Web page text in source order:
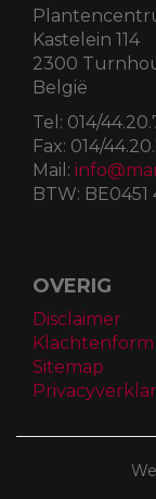
Kastelein 114
2300
België
Tel: 014/
Fax: 014/
Mail:
BTW:
OVERIG
Disclaimer
Sitemap